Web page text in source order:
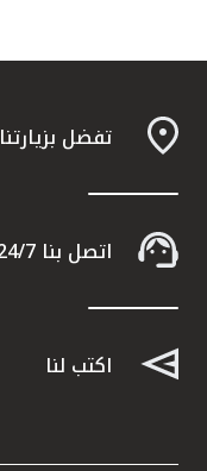
تفضل بزيارتنا
اتصل بنا 24/7 "الخدمة الهاتفية" 1803333
اكتب لنا